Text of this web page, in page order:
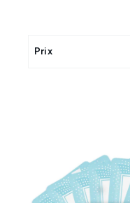
Prix